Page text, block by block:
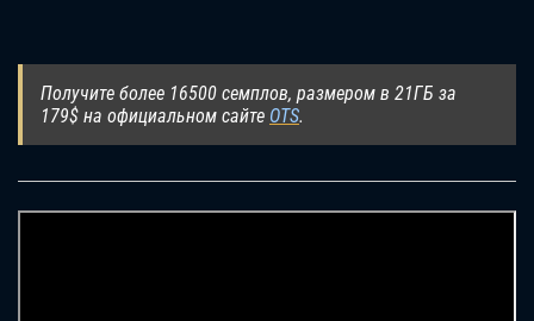
Получите более 16500 семплов, размером в 21ГБ за
179$ на официальном сайте OTS.